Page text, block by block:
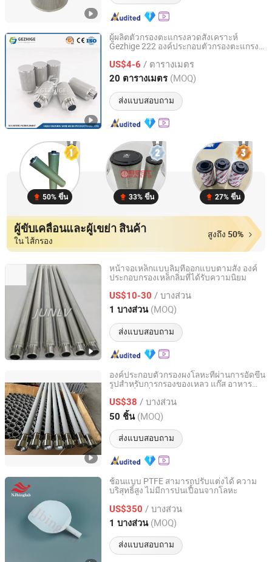
ผู้ผลิตตัวกรองตะแกรงลวดสังเคราะห์
Gezhige 222 องค์ประกอบตัวกรองตะแกรง
ประกอบตัวกรองตะแกรงสแตนเลสสังเคราะห์
Um
US$4-6 / ตารางเมตร
20 ตารางเมตร (MOQ)
ส่งแบบสอบถาม
Hebei Gezhige Wire Mesh Products Co., Ltd
Hebei, China อัตราจาก 2022
50% ขึ้น 33% ขึ้น 27% ขึ้น
ผู้ขับเคลื่อนและผู้เขย่า สินค้า
ใน ไส้กรอง
สูงถึง 50%
หน้าจอเหล็กแบบลิ่มที่ออกแบบตามสั่ง องค์
ประกอบกรองเหล็กลิ่มที่ได้รับความนิยม
US$10-30 / บางส่วน
1 บางส่วน (MOQ)
ส่งแบบสอบถาม
Xinxiang Jun Filters and Chemical Co.,Ltd
Henan, China อัตราจาก 2023
องค์ประกอบตัวกรองผงโลหะที่ผ่านการอัดขึ้น
รูปสำหรับการกรองของเหลว แก๊ส อาหาร
US$38 / บางส่วน
50 ชิ้น (MOQ)
ส่งแบบสอบถาม
Anping County Shanwei Metal Products Co., Ltd
Hebei, China อัตราจาก 2023
ช้อนแบบ PTFE สามารถปรับแต่งได้ ความ
บริสุทธิ์สูง ไม่มีการปนเปื้อนจากโลหะ
US$350 / บางส่วน
1 บางส่วน (MOQ)
ส่งแบบสอบถาม
Nanjing Binzhenghong Instrument Co., Ltd.
Jiangsu, China อัตราจาก 2021